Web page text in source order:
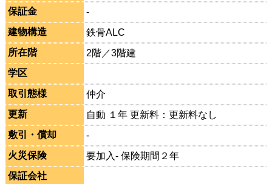
保証金
-
建物構造
鉄骨ALC
所在階
2階／3階建
学区
取引態様
仲介
更新
自動 １年 更新料：更新料なし
敷引・償却
-
火災保険
要加入- 保険期間２年
保証会社